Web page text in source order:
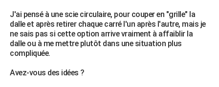
Dictionnaire
Biographies
Citations
Expressions
Proverbes
PROGRAMME TV
COPAINS D'AVANT
J'ai pensé à une scie circulaire, pour couper en "grille" la
dalle et après retirer chaque carré l'un après l'autre, mais je
ne sais pas si cette option arrive vraiment à affaiblir la
dalle ou à me mettre plutôt dans une situation plus
compliquée.
Avez-vous des idées ?